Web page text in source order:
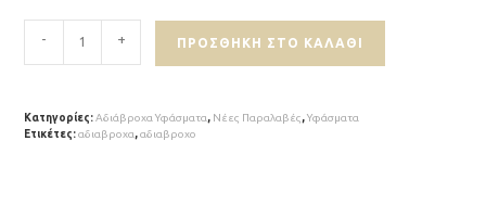
- + ΠΡΟΣΘΉΚΗ ΣΤΟ ΚΑΛΆΘΙ
Κατηγορίες:Αδιάβροχα Υφάσματα, Νέες Παραλαβές,Υφάσματα
Ετικέτες:αδιαβροχα,αδιαβροχο